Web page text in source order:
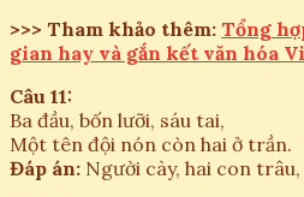
>>> Tham khảo thêm: Tổng
gian hay và gắn kết văn hóa
Câu 11:
Ba đầu, bốn lưỡi, sáu tai,
Một tên đội nón còn hai ở trần.
Đáp án: Người cày, hai con